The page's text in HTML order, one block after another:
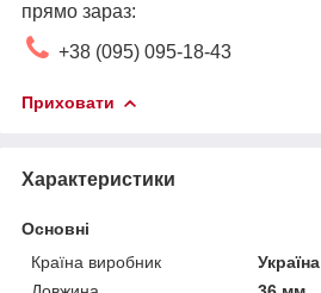
прямо зараз:
+38 (095) 095-18-43
Приховати
Характеристики
Основні
Країна виробник
Україна